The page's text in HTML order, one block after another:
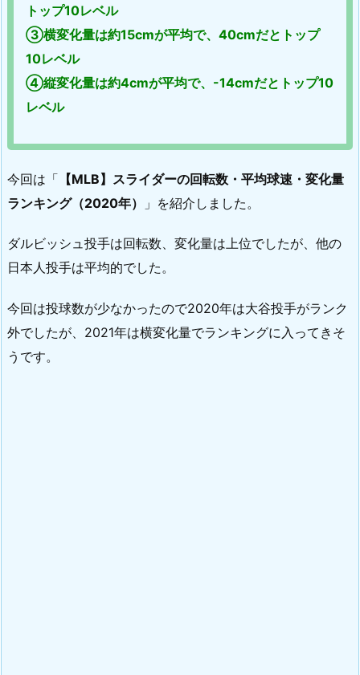
トップ10レベル
③横変化量は約15cmが平均で、40cmだとトップ
10レベル
④縦変化量は約4cmが平均で、-14cmだとトップ10
レベル
今回は「 【MLB】スライダーの回転数・平均球速・変化量
ランキング（2020年）
」を紹介しました。
ダルビッシュ投手は回転数、変化量は上位でしたが、他の
日本人投手は平均的でした。
今回は投球数が少なかったので2020年は大谷投手がランク
外でしたが、2021年は横変化量でランキングに入ってきそ
うです。